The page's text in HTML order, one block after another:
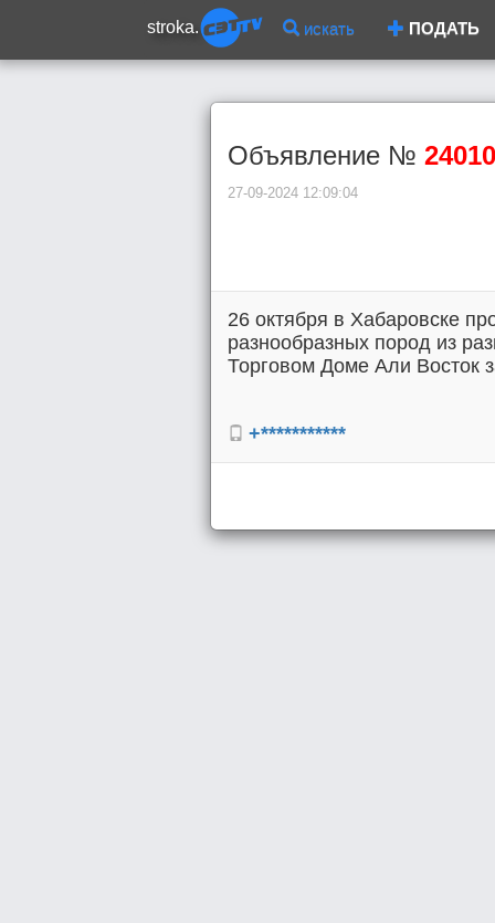
stroka. искать ПОДАТЬ
Объявление № 24010
27-09-2024 12:09:04
26 октября в Хабаровске
разнообразных пород из
Торговом Доме Али Восток
+***********